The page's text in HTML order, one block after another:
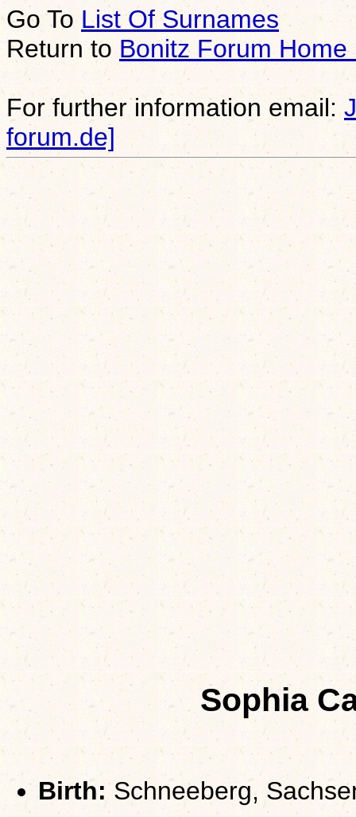
Go To List Of Surnames
Return toBonitz Forum Home
For further information email:
forum.de]
Sophia
Birth:Schneeberg,